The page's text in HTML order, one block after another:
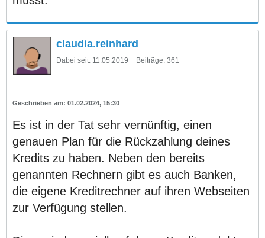
claudia.reinhard
Dabei seit: 11.05.2019 Beiträge: 361
01.02.2024, 15:30
Es ist in der Tat sehr vernünftig, einen
genauen Plan für die Rückzahlung deines
Kredits zu haben. Neben den bereits
genannten Rechnern gibt es auch Banken,
die eigene Kreditrechner auf ihren Webseiten
zur Verfügung stellen.